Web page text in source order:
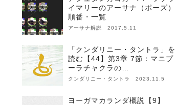
イマリーのアーサナ（ポーズ）
順番・一覧
アーサナ解説 2017.5.11
「クンダリニー・タントラ」を
読む【44】第3章 7節：マニプ
ーラチャクラの…
クンダリニー・タントラ 2023.11.5
ヨーガマカランダ概説【9】